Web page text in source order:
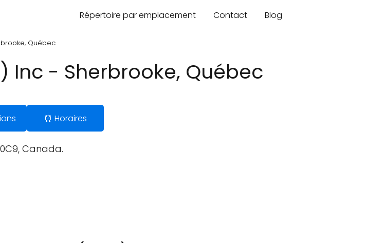
Répertoire par emplacement Contact Blog
Québec
Inc - Sherbrooke, Québec
⏰ Horaires
Canada.